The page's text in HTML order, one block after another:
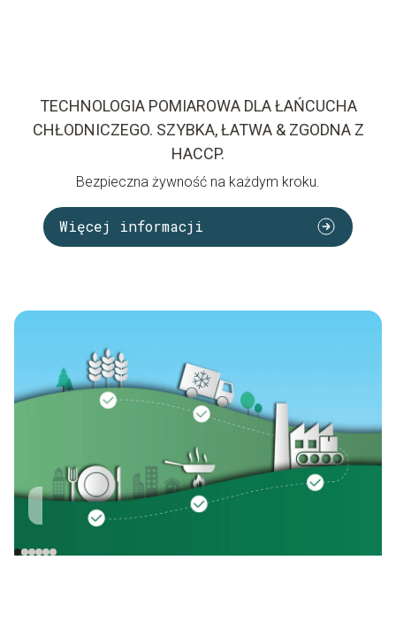
TECHNOLOGIA POMIAROWA DLA ŁAŃCUCHA
CHŁODNICZEGO. SZYBKA, ŁATWA & ZGODNA Z
HACCP.
Bezpieczna żywność na każdym kroku.
Więcej informacji
Uprawa Transport
Towary